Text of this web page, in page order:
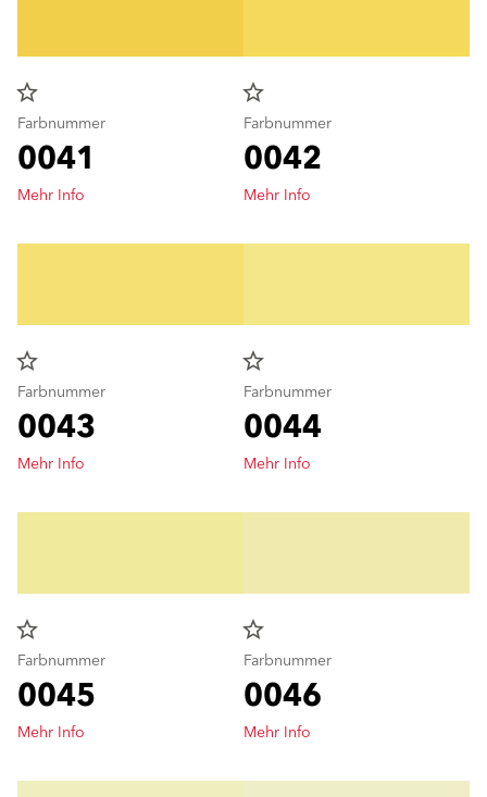
star_border
Farbnummer
0041
Mehr Info
star_border
Farbnummer
0042
Mehr Info
star_border
Farbnummer
0043
Mehr Info
star_border
Farbnummer
0044
Mehr Info
star_border
Farbnummer
0045
Mehr Info
star_border
Farbnummer
0046
Mehr Info